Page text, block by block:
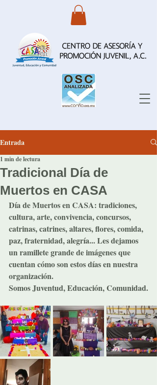
Entrada
Tradicional Día de
Muertos en CASA
1 min de lectura
Día de Muertos en CASA: tradiciones,
cultura, arte, convivencia, concursos,
catrinas, catrines, altares, flores, comida,
paz, fraternidad, alegría... Les dejamos
un ramillete grande de imágenes que
cuentan cómo son estos días en nuestra
organización.
Somos Juventud, Educación, Comunidad.